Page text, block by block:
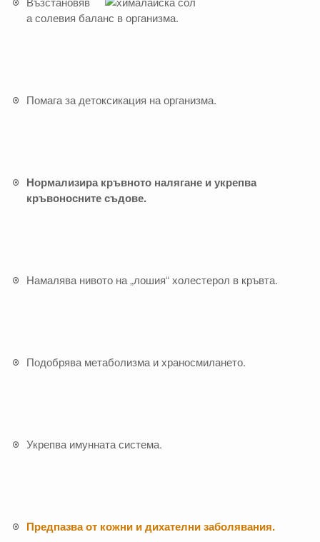
а солевия баланс в организма.
Помага за детоксикация на организма.
Нормализира кръвното налягане и укрепва
кръвоносните съдове.
Намалява нивото на „лошия“ холестерол в кръвта.
Подобрява метаболизма и храносмилането.
Укрепва имунната система.
Предпазва от кожни и дихателни заболявания.